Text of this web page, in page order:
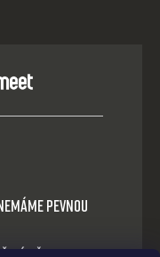
pevnou